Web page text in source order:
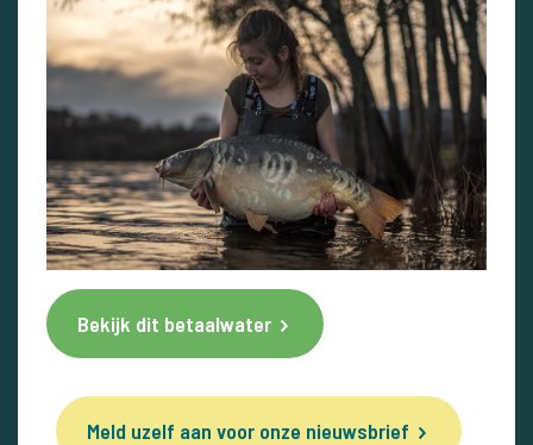
Bekijk dit betaalwater
Meld uzelf aan voor onze nieuwsbrief